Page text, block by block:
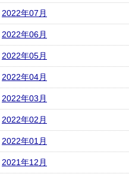
2022年07月
2022年06月
2022年05月
2022年04月
2022年03月
2022年02月
2022年01月
2021年12月